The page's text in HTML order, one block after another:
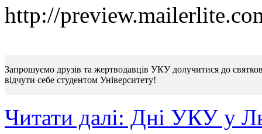
http://
Запрошуємо друзів та жертводавців УКУ долучитися до
відчути себе студентом Університету!
Читати далі: Дні УКУ у